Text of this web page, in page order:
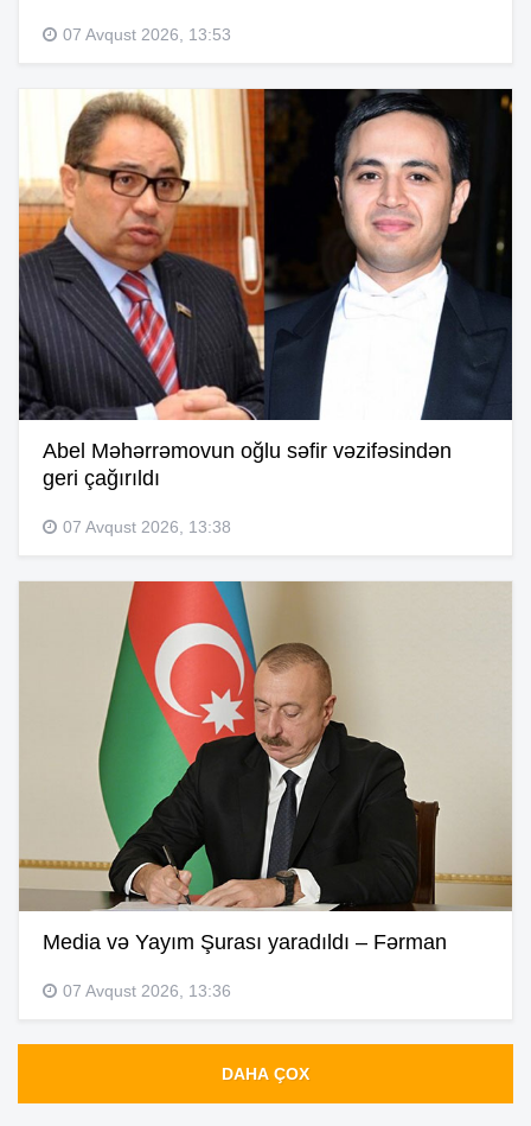
07 Avqust 2026, 13:53
Abel Məhərrəmovun oğlu səfir vəzifəsindən
geri çağırıldı
07 Avqust 2026, 13:38
Media və Yayım Şurası yaradıldı – Fərman
07 Avqust 2026, 13:36
DAHA ÇOX